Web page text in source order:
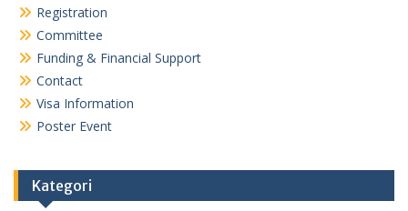
Registration
Committee
Funding & Financial Support
Contact
Visa Information
Poster Event
Kategori